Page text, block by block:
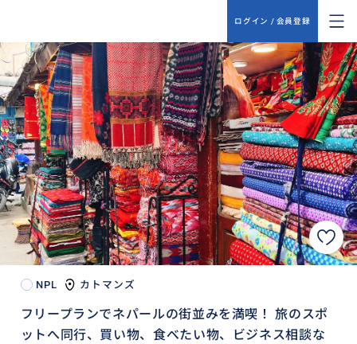
ログイン / 会員登録
NPL カトマンズ
フリープランでネパールの街並みを満喫！ 旅のスポ
ットへ同行、買い物、食べたい物、ビジネス相談な